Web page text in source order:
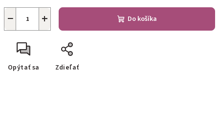
+
− Do košíka
Opýtať sa Zdieľať